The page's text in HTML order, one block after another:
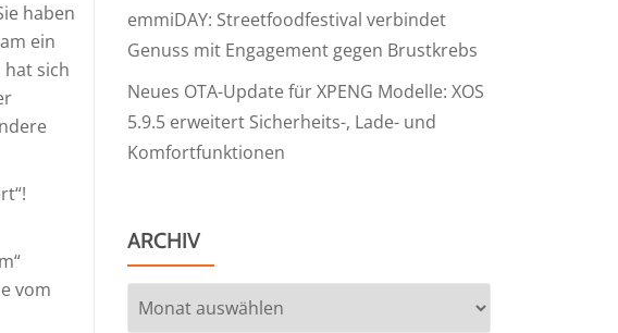
haben
ein
sich
vom
emmiDAY: Streetfoodfestival verbindet
Genuss mit Engagement gegen Brustkrebs
Neues OTA-Update für XPENG Modelle: XOS
5.9.5 erweitert Sicherheits-, Lade- und
Komfortfunktionen
ARCHIV
Archiv